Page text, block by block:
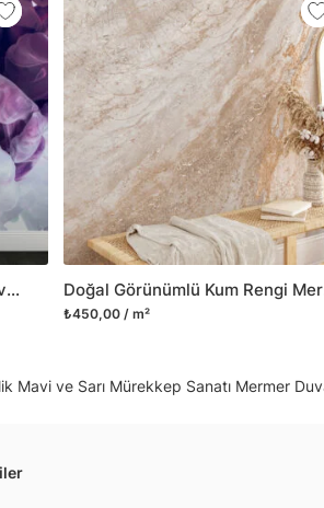
Renkli Mürekkep Su Desenli Duvar Kağıdı, Göz Alıcı İç Mekan İçin Canlı Sıvı Tasarımlı 3D Duvar Kağıdı
₺450,00 / m²
mobilyalarınıza ilk günkü
Yüzeyi düz olan cam dahil
dayanıklı yapışkanlı folyo
bulabilirsiniz.
Duvarium, yalnızca bu
kanvas tablo gibi çeşitli
ve satışını yapmaktadır.
kritik dekorasyon alanı
yelpazemizi sürekli
sıra yeni trendlerin
Herhangi bir soru ya da
geçebilirsiniz.
Mavi ve Sarı Mürekkep Sanatı Mermer